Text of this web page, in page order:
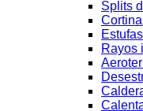
Splits
Rayos